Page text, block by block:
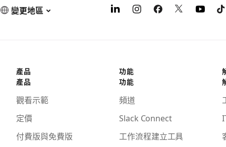
變更地區
產品
產品
觀看示範
定價
付費版與免費版
功能
功能
頻道
Slack Connect
工作流程建立工具